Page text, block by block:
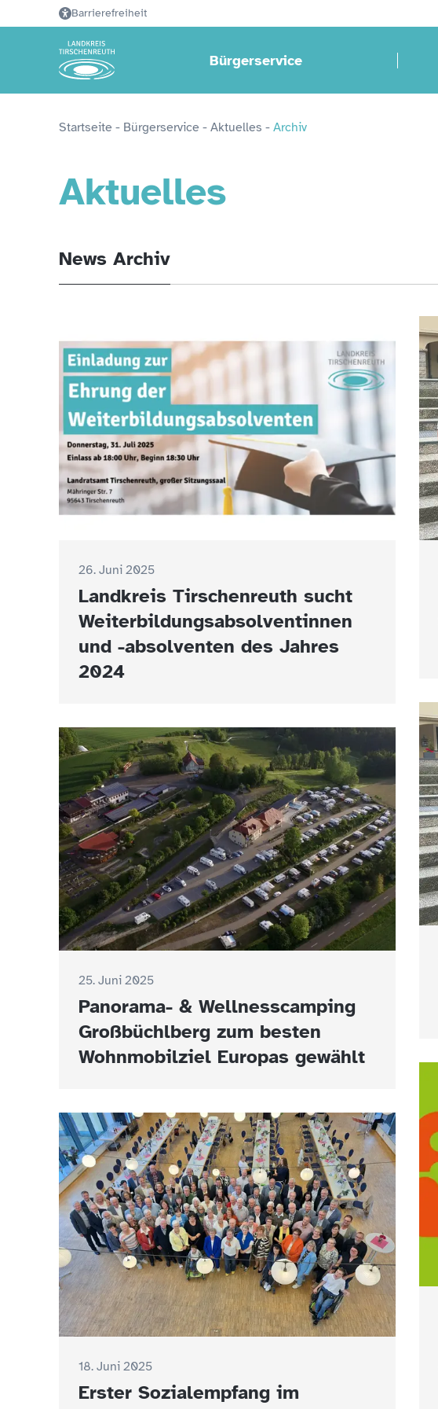
Barrierefreiheit
Bürgerservice
Startseite - Bürgerservice - Aktuelles - Archiv
Aktuelles
News Archiv
26. Juni 2025
Landkreis Tirschenreuth sucht
Weiterbildungsabsolventinnen
und -absolventen des Jahres
2024
25. Juni 2025
Panorama- & Wellnesscamping
Großbüchlberg zum besten
Wohnmobilziel Europas gewählt
18. Juni 2025
Erster Sozialempfang im